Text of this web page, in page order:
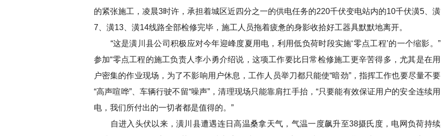
的紧张施工，凌晨3时许，承担着城区近四分之一的供电任务的220千伏变电站内的10千伏潢5、潢
7、潢13、潢14线路全部检修完毕，施工人员拖着疲惫的身影收拾好工器具默默地离开。
“这是潢川县公司积极应对今年迎峰度夏用电，利用低负荷时段实施‘零点工程’的一个缩影。”
参加“零点工程的施工负责人李小勇介绍说，这项工作要比日常检修施工更辛苦得多，尤其是在用
户密集的作业现场，为了不影响用户休息，工作人员举刀都只能使“暗劲”，指挥工作也要尽量不要
“高声喧哗”、车辆行驶不留“噪声”，清理现场只能靠肩扛手抬，“只要能有效保证用户的安全连续用
电，我们所付出的一切者都是值得的。”
自进入头伏以来，潢川县遭遇连日高温桑拿天气，气温一度飙升至38摄氏度，电网负荷持续